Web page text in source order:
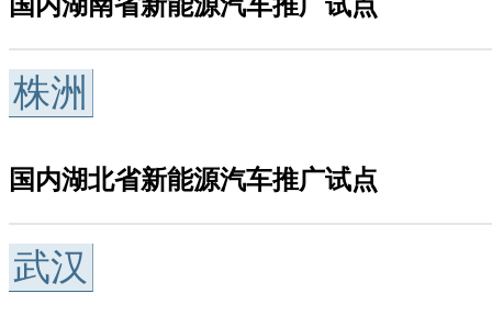
国内湖南省新能源汽车推广试点
株洲
国内湖北省新能源汽车推广试点
武汉